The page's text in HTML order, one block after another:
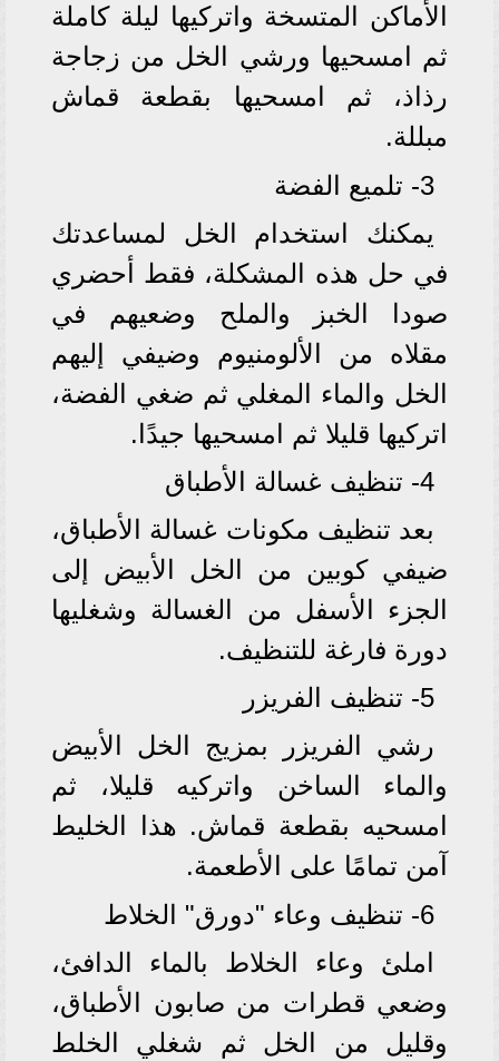
الأماكن المتسخة واتركيها ليلة كاملة
ثم امسحيها ورشي الخل من زجاجة
رذاذ، ثم امسحيها بقطعة قماش
مبللة.
3- تلميع الفضة
يمكنك استخدام الخل لمساعدتك
في حل هذه المشكلة، فقط أحضري
صودا الخبز والملح وضعيهم في
مقلاه من الألومنيوم وضيفي إليهم
الخل والماء المغلي ثم ضغي الفضة،
اتركيها قليلا ثم امسحيها جيدًا.
4- تنظيف غسالة الأطباق
بعد تنظيف مكونات غسالة الأطباق،
ضيفي كوبين من الخل الأبيض إلى
الجزء الأسفل من الغسالة وشغليها
دورة فارغة للتنظيف.
5- تنظيف الفريزر
رشي الفريزر بمزيج الخل الأبيض
والماء الساخن واتركيه قليلا، ثم
امسحيه بقطعة قماش. هذا الخليط
آمن تمامًا على الأطعمة.
6- تنظيف وعاء "دورق" الخلاط
املئ وعاء الخلاط بالماء الدافئ،
وضعي قطرات من صابون الأطباق،
وقليل من الخل ثم شغلي الخلط